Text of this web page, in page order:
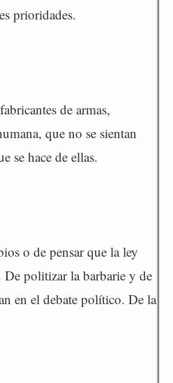
prioridades.
de armas,
que no se sientan
se hace de ellas.
o de pensar que la ley
politizar la barbarie y de
en el debate político. De la